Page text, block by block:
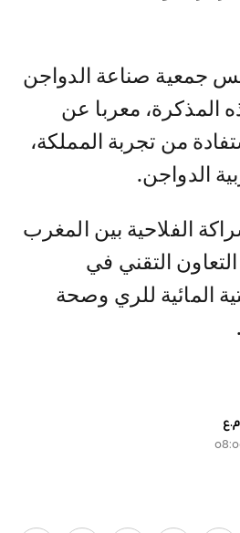
جمعية صناعة الدواجن
المذكرة، معربا عن
من تجربة المملكة،
الدواجن.
الفلاحية بين المغرب
التعاون التقني في
المائية للري وصحة